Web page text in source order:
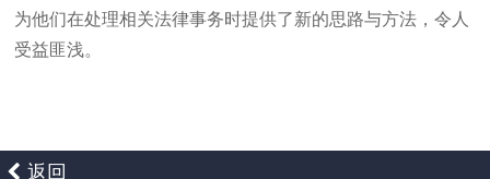
为他们在处理相关法律事务时提供了新的思路与方法，令人
受益匪浅。
返回